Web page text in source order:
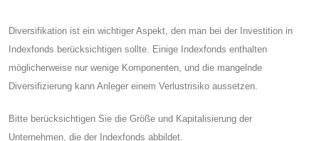
Diversifikation ist ein wichtiger Aspekt, den man bei der Investition in
Indexfonds berücksichtigen sollte. Einige Indexfonds enthalten
möglicherweise nur wenige Komponenten, und die mangelnde
Diversifizierung kann Anleger einem Verlustrisiko aussetzen.
Bitte berücksichtigen Sie die Größe und Kapitalisierung der
Unternehmen, die der Indexfonds abbildet.